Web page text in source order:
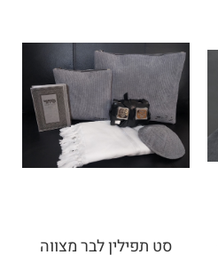
סט תפילין לבר מצווה